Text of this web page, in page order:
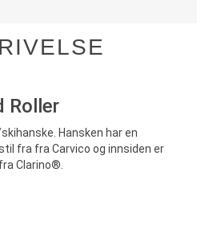
Roller
Hansken har en
fra fra Carvico og innsiden er
Clarino®.